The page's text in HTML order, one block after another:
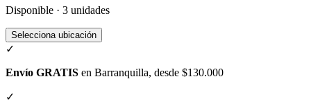
Disponible · 3 unidades
Selecciona ubicación
✓
Envío GRATIS en Barranquilla, desde $130.000
✓